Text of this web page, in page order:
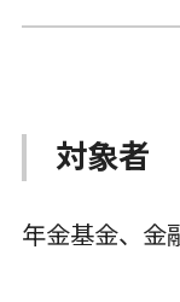
対象者
年金基金、金